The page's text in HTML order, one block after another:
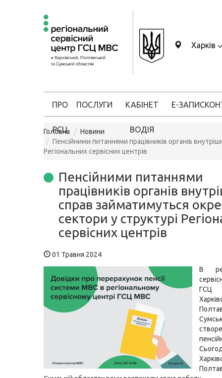
Харків
ПРО
РСЦ
ПОСЛУГИ КАБІНЕТ
ВОДІЯ
Е-ЗАПИС
Головна
Новини
Пенсійними питаннями працівників органів
Регіональних сервісних центрів
Пенсійними питаннями
працівників органів
справ займатимуться
сектори у структурі
сервісних центрів
01 Травня 2024
В